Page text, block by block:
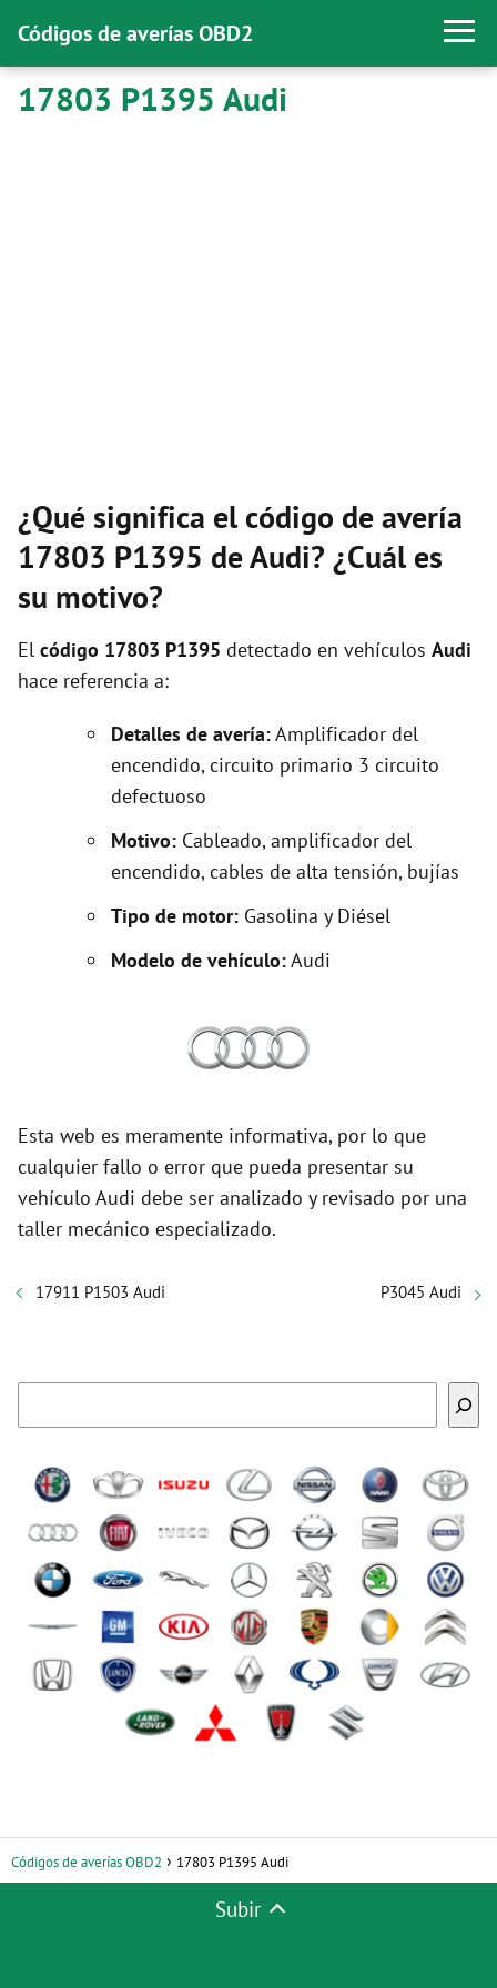
Códigos de averías OBD2
17803 P1395 Audi
¿Qué significa el código de avería
17803 P1395 de Audi? ¿Cuál es
su motivo?
El código 17803 P1395 detectado en vehículos Audi
hace referencia a:
Detalles de avería:Amplificador del
encendido, circuito primario 3 circuito
defectuoso
Motivo: Cableado, amplificador del
encendido, cables de alta tensión, bujías
Tipo de motor: Gasolina y Diésel
Modelo de vehículo:Audi
Esta web es meramente informativa, por lo que
cualquier fallo o error que pueda presentar su
vehículo Audi debe ser analizado y revisado por una
taller mecánico especializado.
17911 P1503 Audi P3045 Audi
Códigos de averías OBD2 17803 P1395 Audi
Subir